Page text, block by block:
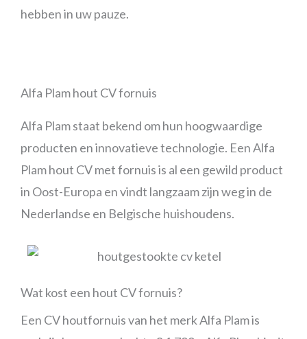
hebben in uw pauze.
Alfa Plam hout CV fornuis
Alfa Plam staat bekend om hun hoogwaardige
producten en innovatieve technologie. Een Alfa
Plam hout CV met fornuis is al een gewild product
in Oost-Europa en vindt langzaam zijn weg in de
Nederlandse en Belgische huishoudens.
Wat kost een hout CV fornuis?
Een CV houtfornuis van het merk Alfa Plam is